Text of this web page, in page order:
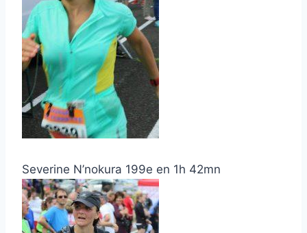
Severine N’nokura 199e en 1h 42mn